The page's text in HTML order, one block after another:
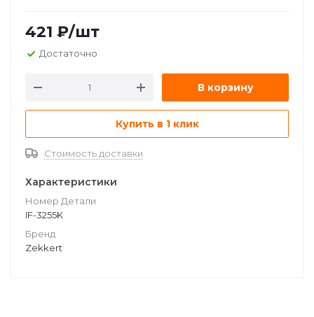
421 ₽/шт
Достаточно
В корзину
Купить в 1 клик
Стоимость доставки
Характеристики
Номер Детали
IF-3255K
Бренд
Zekkert